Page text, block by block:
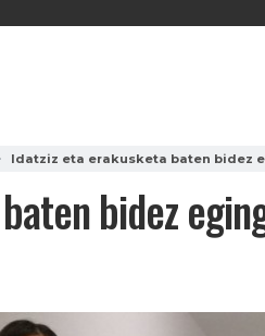
Idatziz eta erakusketa baten bidez
bidez